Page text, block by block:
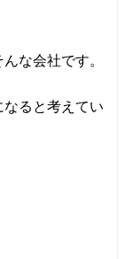
な会社です。
ると考えてい